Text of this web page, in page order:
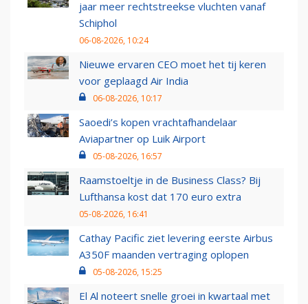
jaar meer rechtstreekse vluchten vanaf
Schiphol
06-08-2026, 10:24
Nieuwe ervaren CEO moet het tij keren
voor geplaagd Air India
06-08-2026, 10:17
Saoedi’s kopen vrachtafhandelaar
Aviapartner op Luik Airport
05-08-2026, 16:57
Raamstoeltje in de Business Class? Bij
Lufthansa kost dat 170 euro extra
05-08-2026, 16:41
Cathay Pacific ziet levering eerste Airbus
A350F maanden vertraging oplopen
05-08-2026, 15:25
El Al noteert snelle groei in kwartaal met